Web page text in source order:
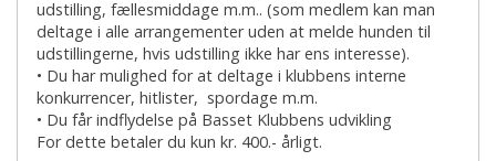
udstilling, fællesmiddage m.m.. (som medlem kan man
deltage i alle arrangementer uden at melde hunden til
udstillingerne, hvis udstilling ikke har ens interesse).
• Du har mulighed for at deltage i klubbens interne
konkurrencer, hitlister, spordage m.m.
• Du får indflydelse på Basset Klubbens udvikling
For dette betaler du kun kr. 400.- årligt.